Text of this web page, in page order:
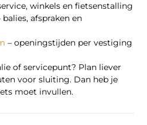
winkels en fietsenstalling
balies, afspraken en
– openingstijden per vestiging
of servicepunt? Plan liever
voor sluiting. Dan heb je
moet invullen.